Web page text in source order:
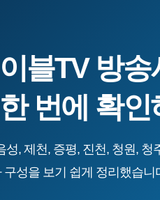
블TV 방송
번에 확인
성, 제천, 증평, 진천, 청원, 청
성을 보기 쉽게 정리했습니